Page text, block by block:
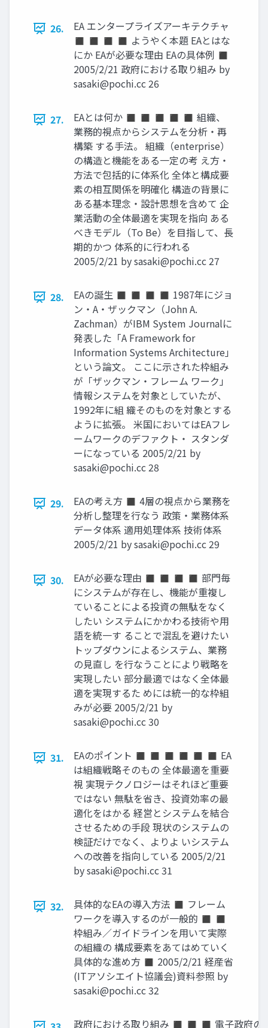
26.
EA エンタープライズアーキテクチャ
◼ ◼ ◼ ◼ ようやく本題 EAとはな
にか EAが必要な理由 EAの具体例 ◼
2005/2/21 政府における取り組み by
sasaki@pochi.cc26
27.
EAとは何か ◼ ◼ ◼ ◼ ◼ 組織、
業務的視点からシステムを分析・再
構築 する手法。 組織（enterprise）
の構造と機能をある一定の考 え方・
方法で包括的に体系化 全体と構成要
素の相互関係を明確化 構造の背景に
ある基本理念・設計思想を含めて 企
業活動の全体最適を実現を指向 ある
べきモデル（To Be）を目指して、長
期的かつ 体系的に行われる
2005/2/21 bysasaki@pochi.cc27
28.
EAの誕生 ◼ ◼ ◼ ◼ 1987年にジョ
ン・A・ザックマン（John A.
Zachman）がIBM System Journalに
発表した「A Framework for
Information Systems Architecture」
という論文。 ここに示された枠組み
が「ザックマン・フレーム ワーク」
情報システムを対象としていたが、
1992年に組 織そのものを対象とする
ように拡張。 米国においてはEAフレ
ームワークのデファクト・ スタンダ
ーになっている 2005/2/21 by
sasaki@pochi.cc28
29.
EAの考え方 ◼ 4層の視点から業務を
分析し整理を行なう 政策・業務体系
データ体系 適用処理体系 技術体系
2005/2/21 bysasaki@pochi.cc29
30.
EAが必要な理由 ◼ ◼ ◼ ◼ 部門毎
にシステムが存在し、機能が重複し
ていることによる投資の無駄をなく
したい システムにかかわる技術や用
語を統一す ることで混乱を避けたい
トップダウンによるシステム、業務
の見直し を行なうことにより戦略を
実現したい 部分最適ではなく全体最
適を実現するた めには統一的な枠組
みが必要 2005/2/21 by
sasaki@pochi.cc30
31.
EAのポイント ◼ ◼ ◼ ◼ ◼ ◼ EA
は組織戦略そのもの 全体最適を重要
視 実現テクノロジーはそれほど重要
ではない 無駄を省き、投資効率の最
適化をはかる 経営とシステムを結合
させるための手段 現状のシステムの
検証だけでなく、よりよ いシステム
への改善を指向している 2005/2/21
bysasaki@pochi.cc31
32.
具体的なEAの導入方法 ◼ フレーム
ワークを導入するのが一般的 ◼ ◼
枠組み／ガイドラインを用いて実際
の組織の 構成要素をあてはめていく
具体的な進め方 ◼ 2005/2/21 経産省
(ITアソシエイト協議会)資料参照 by
sasaki@pochi.cc32
政府における取り組み ◼ ◼ ◼ 電子政府の